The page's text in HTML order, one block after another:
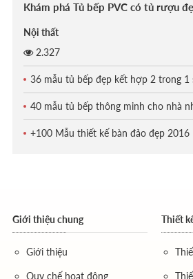
Khám phá Tủ bếp PVC có tủ rượu
Nội thất
2.327
36 mẫu tủ bếp đẹp kết hợp 2 trong 1
40 mẫu tủ bếp thông minh cho nhà
+100 Mẫu thiết kế bàn đảo đẹp 2016
Giới thiệu chung
Giới thiệu
Quy chế hoạt động
Thiết